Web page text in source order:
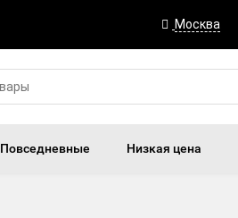
Москва
Повседневные Низкая цена